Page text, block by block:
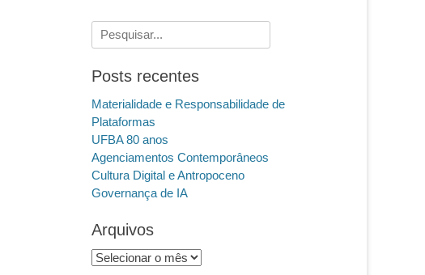
Pesquisar
por:
Posts recentes
Materialidade e Responsabilidade de
Plataformas
UFBA 80 anos
Agenciamentos Contemporâneos
Cultura Digital e Antropoceno
Governança de IA
Arquivos
Arquivos